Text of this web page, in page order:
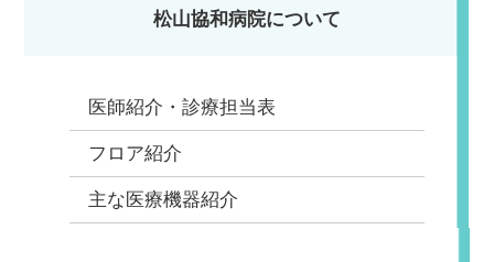
松山協和病院について
医師紹介・診療担当表
フロア紹介
主な医療機器紹介